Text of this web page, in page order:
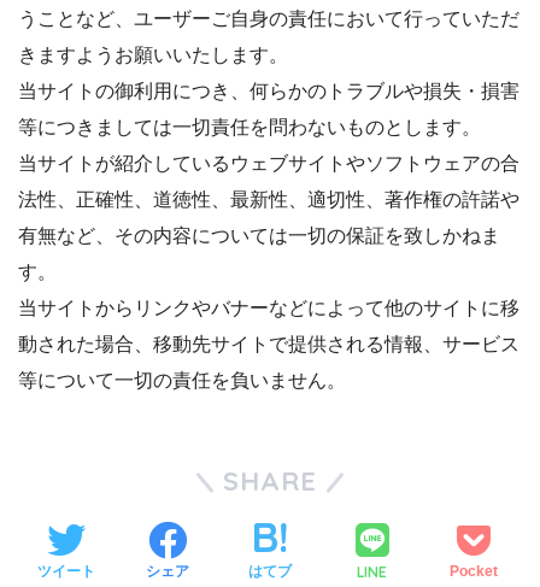
うことなど、ユーザーご自身の責任において行っていただ
きますようお願いいたします。
当サイトの御利用につき、何らかのトラブルや損失・損害
等につきましては一切責任を問わないものとします。
当サイトが紹介しているウェブサイトやソフトウェアの合
法性、正確性、道徳性、最新性、適切性、著作権の許諾や
有無など、その内容については一切の保証を致しかねま
す。
当サイトからリンクやバナーなどによって他のサイトに移
動された場合、移動先サイトで提供される情報、サービス
等について一切の責任を負いません。
SHARE
ツイート シェア はてブ LINE Pocket